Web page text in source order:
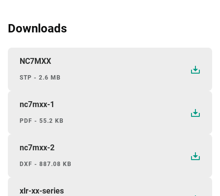
Downloads
NC7MXX
STP - 2.6 MB
nc7mxx-1
PDF - 55.2 KB
nc7mxx-2
DXF - 887.08 KB
xlr-xx-series